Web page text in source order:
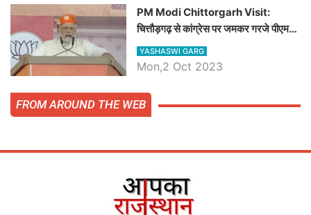
PM Modi Chittorgarh Visit:
चित्तौड़गढ़ से कांग्रेस पर जमकर गरजे पीएम
मोदी, जाने प्रधानमंत्री के भाषण की बड़ी
बातें, देखें वीडियो
YASHASWI GARG
Mon,2 Oct 2023
FROM AROUND THE WEB